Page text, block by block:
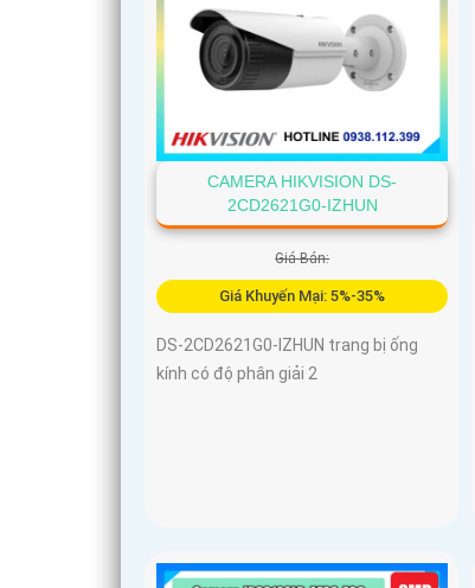
CAMERA HIKVISION DS-
2CD2621G0-IZHUN
Giá Bán:
Giá Khuyến Mại: 5%-35%
DS-2CD2621G0-IZHUN trang bị ống
kính có độ phân giải 2